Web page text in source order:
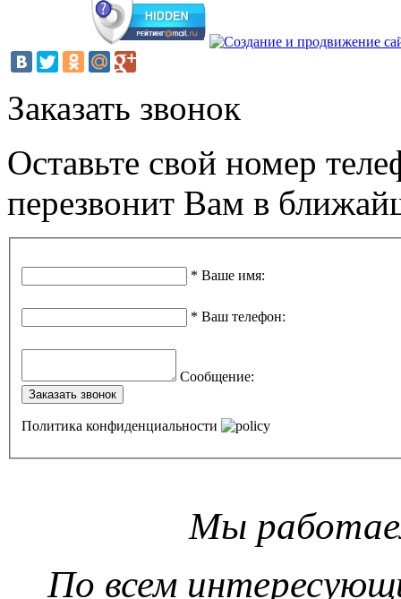
Заказать звонок
Оставьте свой номер
перезвонит Вам в
* Ваше имя:
* Ваш телефон:
Сообщение:
Заказать звонок
Политика конфиденциальности
Мы
По всем